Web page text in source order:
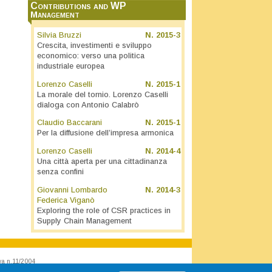
Contributions and WP
Management
N. 2015-3
Silvia Bruzzi
Crescita, investimenti e sviluppo
economico: verso una politica
industriale europea
N. 2015-1
Lorenzo Caselli
La morale del tornio. Lorenzo Caselli
dialoga con Antonio Calabrò
N. 2015-1
Claudio Baccarani
Per la diffusione dell’impresa armonica
N. 2014-4
Lorenzo Caselli
Una città aperta per una cittadinanza
senza confini
N. 2014-3
Giovanni Lombardo
Federica Viganò
Exploring the role of CSR practices in
Supply Chain Management
n.11/2004